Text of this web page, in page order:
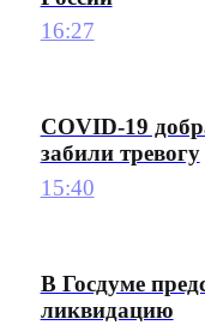
16:27
COVID-19
забили тревогу
15:40
В Госдуме
ликвидацию